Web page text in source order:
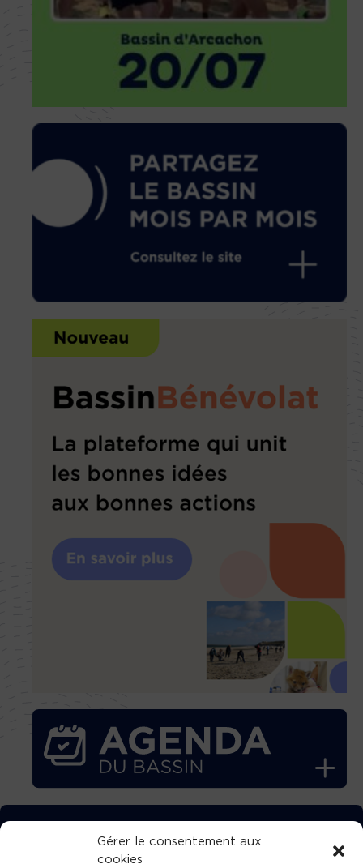
Gérer le consentement aux
cookies
TÉLÉCHARGEZ GRATUITEMENT